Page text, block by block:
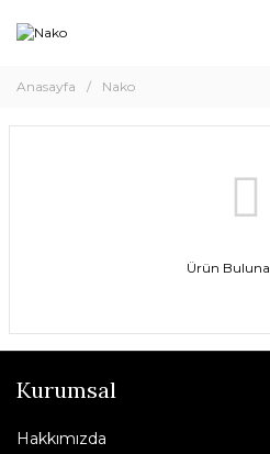
Anasayfa Nako
Ürün
Kurumsal
Hakkımızda